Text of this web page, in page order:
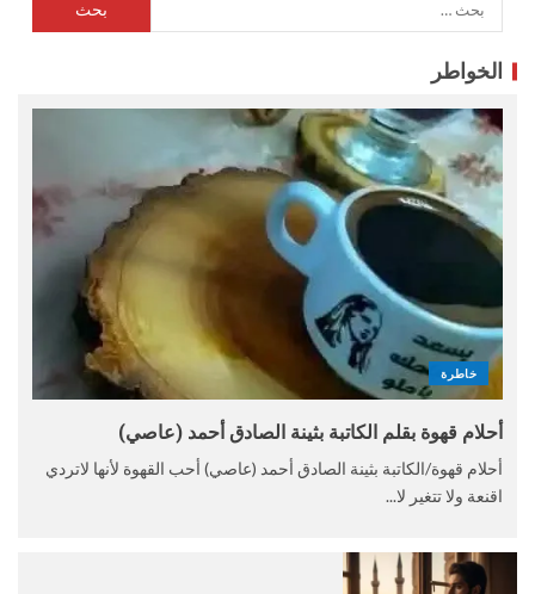
الخواطر
خاطرة
أحلام قهوة بقلم الكاتبة بثينة الصادق أحمد (عاصي)
أحلام قهوة/الكاتبة بثينة الصادق أحمد (عاصي) أحب القهوة لأنها لاتردي
اقنعة ولا تتغير لا...